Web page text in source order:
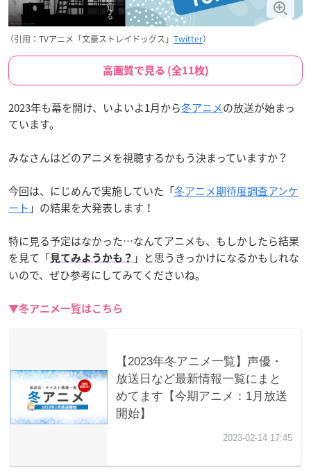
（引用：TVアニメ「文豪ストレイドッグス」 Twitter）
高画質で見る (全11枚)
2023年も幕を開け、いよいよ1月から冬アニメの放送が始まっ
ています。
みなさんはどのアニメを視聴するかもう決まっていますか？
今回は、にじめんで実施していた「冬アニメ期待度調査アンケ
ート 」の結果を大発表します！
特に見る予定はなかった…なんてアニメも、もしかしたら結果
を見て「見てみようかも？ 」と思うきっかけになるかもしれな
いので、ぜひ参考にしてみてくださいね。
▼冬アニメ一覧はこちら